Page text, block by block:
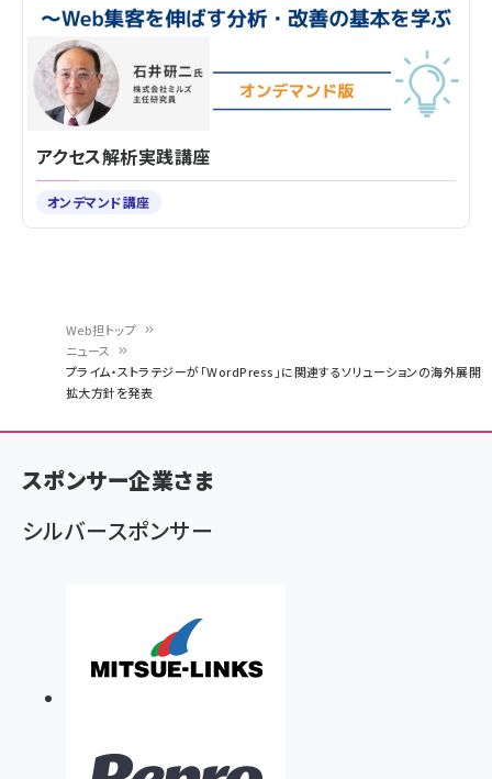
く
ず
Web担トップ
ニュース
プライム・ストラテジーが「WordPress」に関連するソリューションの海外展開
拡大方針を発表
アクセス解析実践講座
オンデマンド講座
スポンサー企業さま
シルバースポンサー